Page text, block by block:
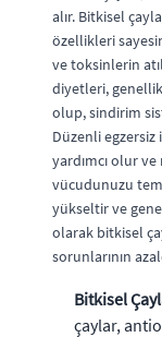
alır. Bitkisel
özellikleri
ve toksinlerin
diyetleri,
olup, sindirim
Düzenli
yardımcı olur
vücudunuzu
yükseltir ve
olarak bitkisel
sorunlarının
Bitkisel
çaylar,